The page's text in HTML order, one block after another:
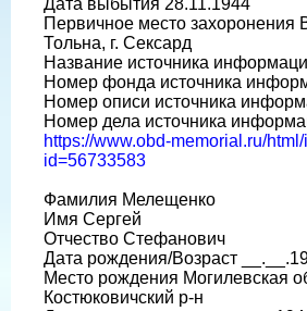
Дата выбытия 28.11.1944
Первичное место захоронения
Тольна, г. Сексард
Название источника
Номер фонда источника
Номер описи источника
Номер дела источника
https://www.obd-memorial.ru/
id=56733583
Фамилия Мелещенко
Имя Сергей
Отчество Стефанович
Дата рождения/Возраст
Место рождения Могилевская
Костюковичский р-н